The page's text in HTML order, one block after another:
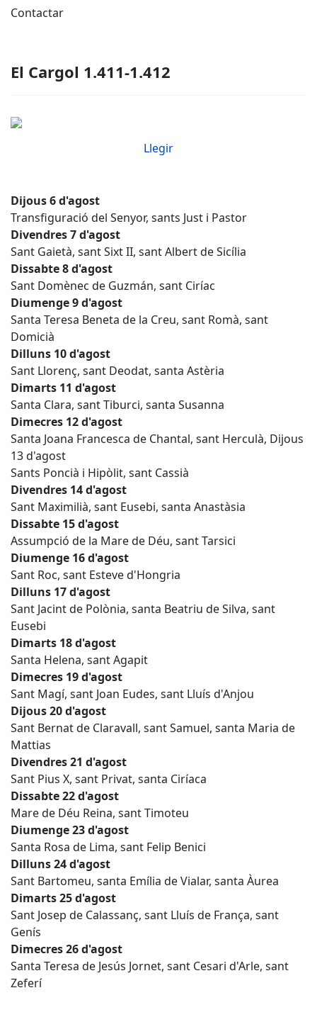
Contactar
El Cargol 1.411-1.412
Llegir
Dijous 6 d'agost
Transfiguració del Senyor, sants Just i Pastor
Divendres 7 d'agost
Sant Gaietà, sant Sixt II, sant Albert de Sicília
Dissabte 8 d'agost
Sant Domènec de Guzmán, sant Ciríac
Diumenge 9 d'agost
Santa Teresa Beneta de la Creu, sant Romà, sant
Domicià
Dilluns 10 d'agost
Sant Llorenç, sant Deodat, santa Astèria
Dimarts 11 d'agost
Santa Clara, sant Tiburci, santa Susanna
Dimecres 12 d'agost
Santa Joana Francesca de Chantal, sant Herculà, Dijous
13 d'agost
Sants Poncià i Hipòlit, sant Cassià
Divendres 14 d'agost
Sant Maximilià, sant Eusebi, santa Anastàsia
Dissabte 15 d'agost
Assumpció de la Mare de Déu, sant Tarsici
Diumenge 16 d'agost
Sant Roc, sant Esteve d'Hongria
Dilluns 17 d'agost
Sant Jacint de Polònia, santa Beatriu de Silva, sant
Eusebi
Dimarts 18 d'agost
Santa Helena, sant Agapit
Dimecres 19 d'agost
Sant Magí, sant Joan Eudes, sant Lluís d'Anjou
Dijous 20 d'agost
Sant Bernat de Claravall, sant Samuel, santa Maria de
Mattias
Divendres 21 d'agost
Sant Pius X, sant Privat, santa Ciríaca
Dissabte 22 d'agost
Mare de Déu Reina, sant Timoteu
Diumenge 23 d'agost
Santa Rosa de Lima, sant Felip Benici
Dilluns 24 d'agost
Sant Bartomeu, santa Emília de Vialar, santa Àurea
Dimarts 25 d'agost
Sant Josep de Calassanç, sant Lluís de França, sant
Genís
Dimecres 26 d'agost
Santa Teresa de Jesús Jornet, sant Cesari d'Arle, sant
Zeferí